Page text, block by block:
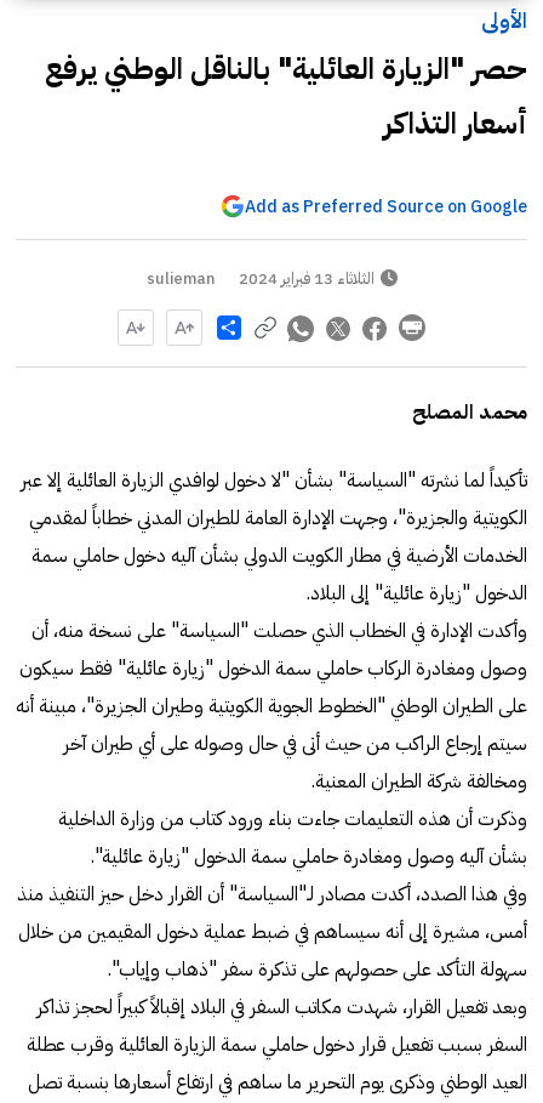
الأولى
حصر "الزيارة العائلية" بالناقل الوطني يرفع
أسعار التذاكر
Add as Preferred Source on Google
الثلاثاء 13 فبراير 2024 sulieman
Share
محمد المصلح
تأكيداً لما نشرته "السياسة" بشأن "لا دخول لوافدي الزيارة العائلية إلا عبر
الكويتية والجزيرة"، وجهت الإدارة العامة للطيران المدني خطاباً لمقدمي
الخدمات الأرضية في مطار الكويت الدولي بشأن آليه دخول حاملي سمة
الدخول "زيارة عائلية" إلى البلاد.
وأكدت الإدارة في الخطاب الذي حصلت "السياسة" على نسخة منه، أن
وصول ومغادرة الركاب حاملي سمة الدخول "زيارة عائلية" فقط سيكون
على الطيران الوطني "الخطوط الجوية الكويتية وطيران الجزيرة"، مبينة أنه
سيتم إرجاع الراكب من حيث أتى في حال وصوله على أي طيران آخر
ومخالفة شركة الطيران المعنية.
وذكرت أن هذه التعليمات جاءت بناء ورود كتاب من وزارة الداخلية
بشأن آليه وصول ومغادرة حاملي سمة الدخول "زيارة عائلية".
وفي هذا الصدد، أكدت مصادر لـ"السياسة" أن القرار دخل حيز التنفيذ منذ
أمس، مشيرة إلى أنه سيساهم في ضبط عملية دخول المقيمين من خلال
سهولة التأكد على حصولهم على تذكرة سفر "ذهاب وإياب".
وبعد تفعيل القرار، شهدت مكاتب السفر في البلاد إقبالاً كبيراً لحجز تذاكر
السفر بسبب تفعيل قرار دخول حاملي سمة الزيارة العائلية وقرب عطلة
العيد الوطني وذكرى يوم التحرير ما ساهم في ارتفاع أسعارها بنسبة تصل